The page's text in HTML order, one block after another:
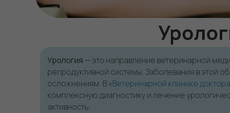
Урология — это направление ветеринарной
репродуктивной системы. Заболевания в этой
осложнениям. В «Ветеринарной клинике
комплексную диагностику и лечение
активность.